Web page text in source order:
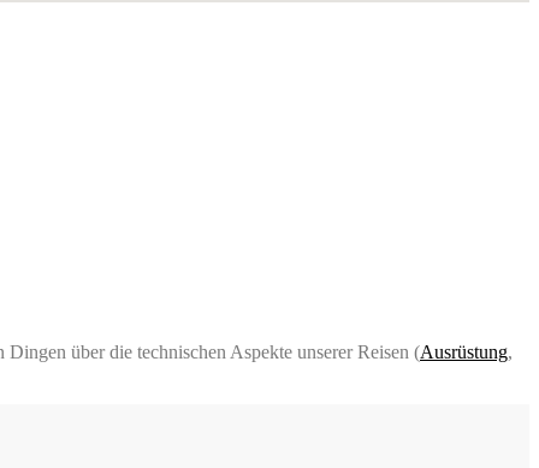
über die technischen Aspekte unserer Reisen (Ausrüstung,